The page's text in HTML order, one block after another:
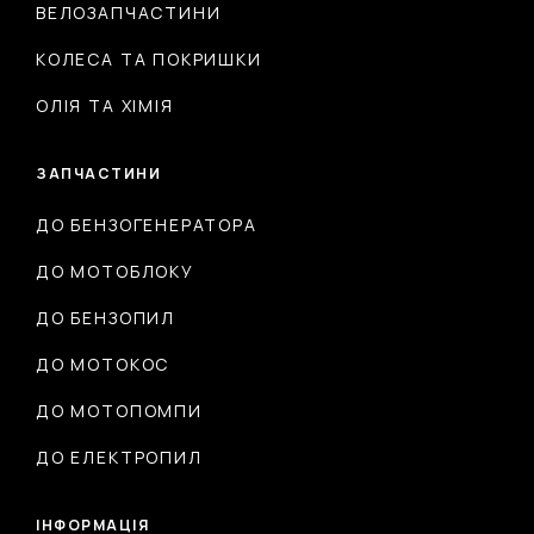
ВЕЛОЗАПЧАСТИНИ
КОЛЕСА ТА ПОКРИШКИ
ОЛІЯ ТА ХІМІЯ
ЗАПЧАСТИНИ
ДО БЕНЗОГЕНЕРАТОРА
ДО МОТОБЛОКУ
ДО БЕНЗОПИЛ
ДО МОТОКОС
ДО МОТОПОМПИ
ДО ЕЛЕКТРОПИЛ
ІНФОРМАЦІЯ